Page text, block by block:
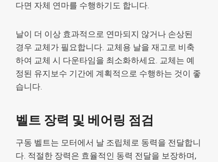
다면 자체 연마를 수행하기도 합니다.
날이 더 이상 효과적으로 연마되지 않거나 손상된
경우 교체가 필요합니다. 교체용 날을 재고로 비축
하여 교체 시 다운타임을 최소화하세요. 교체는 예
정된 유지보수 기간에 계획적으로 수행하는 것이 좋
습니다.
벨트 장력 및 베어링 점검
구동 벨트는 모터에서 날 조립체로 동력을 전달합니
다. 적절한 장력은 효율적인 동력 전달을 보장하며,